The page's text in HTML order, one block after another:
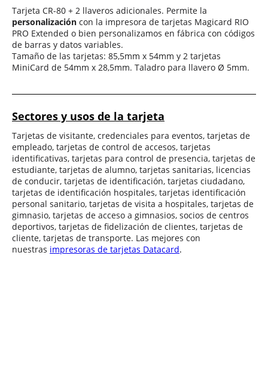
Tarjeta CR-80 + 2 llaveros adicionales. Permite la
personalización con la impresora de tarjetas Magicard RIO
PRO Extended o bien personalizamos en fábrica con códigos
de barras y datos variables.
Tamaño de las tarjetas: 85,5mm x 54mm y 2 tarjetas
MiniCard de 54mm x 28,5mm. Taladro para llavero Ø 5mm.
Sectores y usos de la tarjeta
Tarjetas de visitante, credenciales para eventos, tarjetas de
empleado, tarjetas de control de accesos, tarjetas
identificativas, tarjetas para control de presencia, tarjetas de
estudiante, tarjetas de alumno, tarjetas sanitarias, licencias
de conducir, tarjetas de identificación, tarjetas ciudadano,
tarjetas de identificación hospitales, tarjetas identificación
personal sanitario, tarjetas de visita a hospitales, tarjetas de
gimnasio, tarjetas de acceso a gimnasios, socios de centros
deportivos, tarjetas de fidelización de clientes, tarjetas de
cliente, tarjetas de transporte. Las mejores con
nuestras impresoras de tarjetas Datacard.